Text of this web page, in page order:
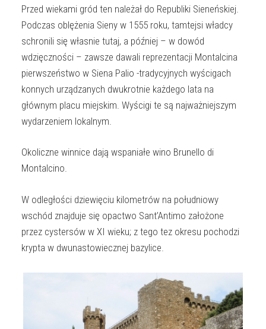
Przed wiekami gród ten należał do Republiki Sieneńskiej.
Podczas oblężenia Sieny w 1555 roku, tamtejsi władcy
schronili się własnie tutaj, a później – w dowód
wdzięczności – zawsze dawali reprezentacji Montalcina
pierwszeństwo w Siena Palio -tradycyjnych wyścigach
konnych urządzanych dwukrotnie każdego lata na
głównym placu miejskim. Wyścigi te są najważniejszym
wydarzeniem lokalnym.
Okoliczne winnice dają wspaniałe wino Brunello di
Montalcino.
W odległości dziewięciu kilometrów na południowy
wschód znajduje się opactwo Sant’Antimo założone
przez cystersów w XI wieku; z tego tez okresu pochodzi
krypta w dwunastowiecznej bazylice.